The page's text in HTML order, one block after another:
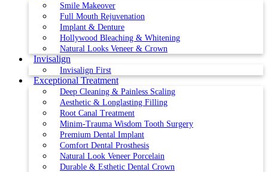
Smile Makeover
Full Mouth Rejuvenation
Implant & Denture
Hollywood Bleaching & Whitening
Natural Looks Veneer & Crown
Invisalign
Invisalign First
Exceptional Treatment
Deep Cleaning & Painless Scaling
Aesthetic & Longlasting Filling
Root Canal Treatment
Minim-Trauma Wisdom Tooth Surgery
Premium Dental Implant
Comfort Dental Prosthesis
Natural Look Veneer Porcelain
Durable & Esthetic Dental Crown